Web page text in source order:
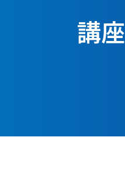
講座